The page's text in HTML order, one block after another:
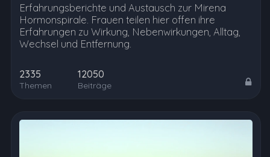
Erfahrungsberichte und Austausch zur Mirena
Hormonspirale. Frauen teilen hier offen ihre
Erfahrungen zu Wirkung, Nebenwirkungen, Alltag,
Wechsel und Entfernung.
2335
Themen
12050
Beiträge